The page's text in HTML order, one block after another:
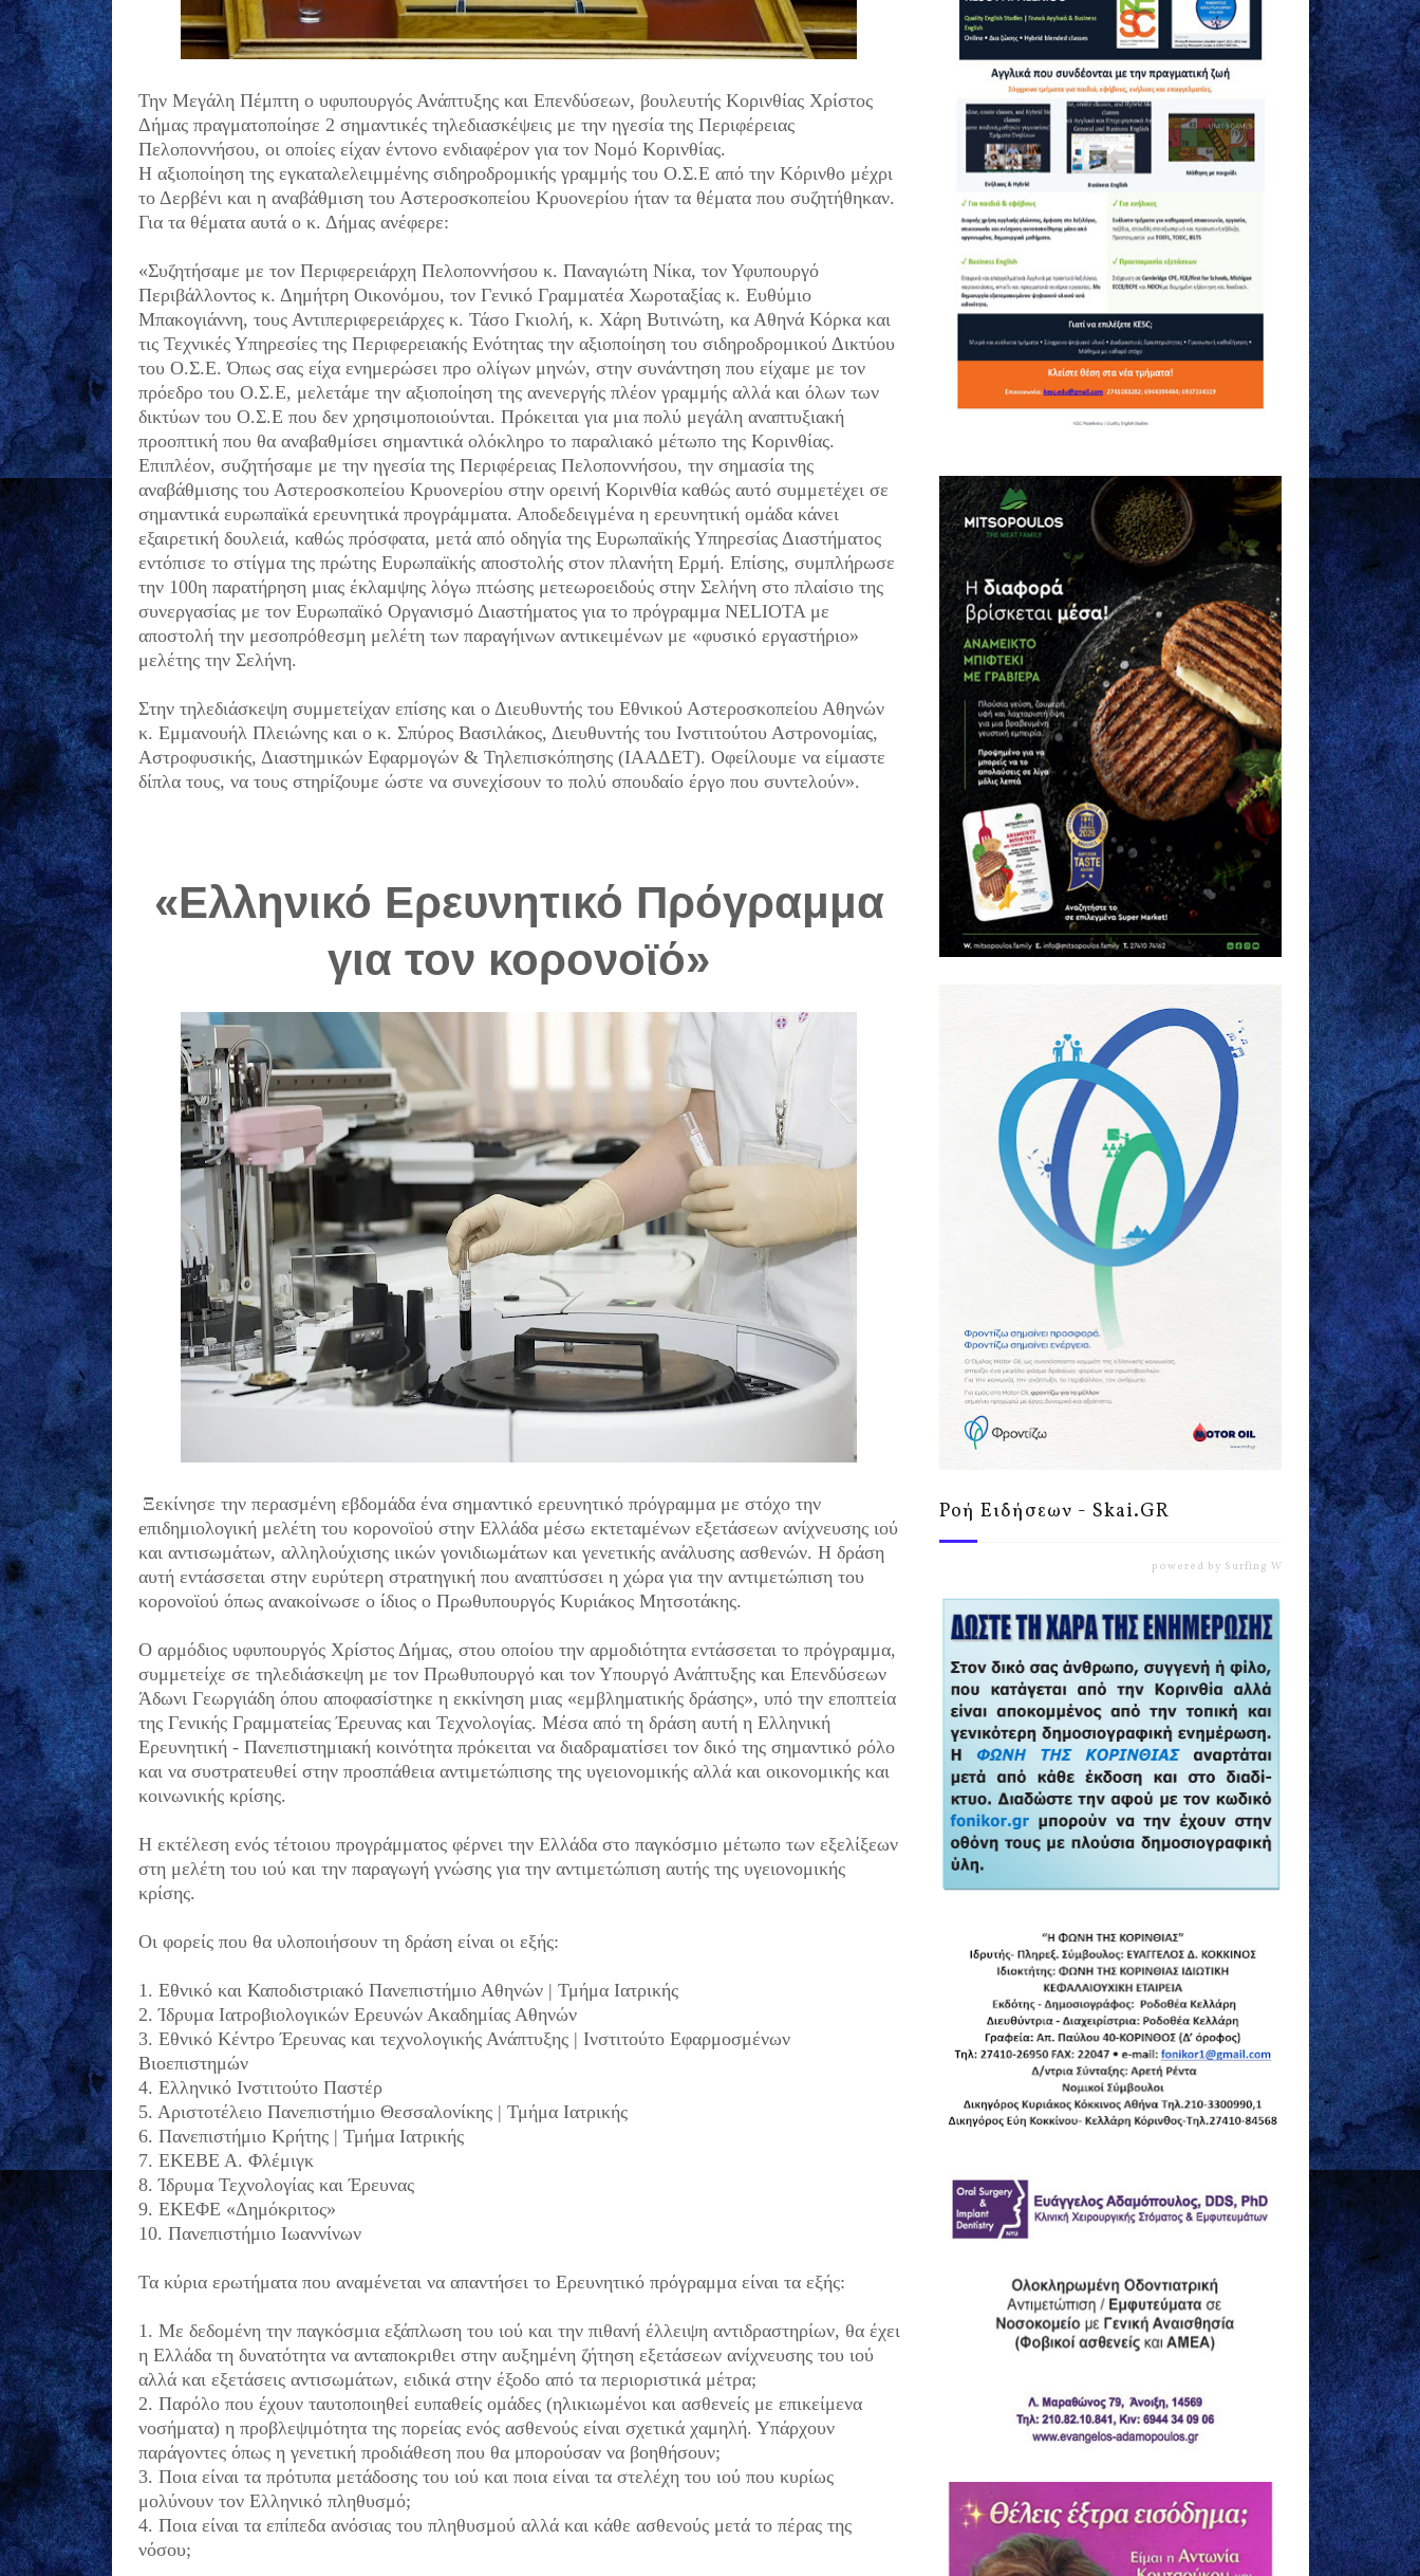
Την Μεγάλη Πέμπτη ο υφυπουργός Ανάπτυξης και Επενδύσεων, βουλευτής Κορινθίας Χρίστος
Δήμας πραγματοποίησε 2 σημαντικές τηλεδιασκέψεις με την ηγεσία της Περιφέρειας
Πελοποννήσου, οι οποίες είχαν έντονο ενδιαφέρον για τον Νομό Κορινθίας.
Η αξιοποίηση της εγκαταλελειμμένης σιδηροδρομικής γραμμής του Ο.Σ.Ε από την Κόρινθο μέχρι
το Δερβένι και η αναβάθμιση του Αστεροσκοπείου Κρυονερίου ήταν τα θέματα που συζητήθηκαν.
Για τα θέματα αυτά ο κ. Δήμας ανέφερε:
«Συζητήσαμε με τον Περιφερειάρχη Πελοποννήσου κ. Παναγιώτη Νίκα, τον Υφυπουργό
Περιβάλλοντος κ. Δημήτρη Οικονόμου, τον Γενικό Γραμματέα Χωροταξίας κ. Ευθύμιο
Μπακογιάννη, τους Αντιπεριφερειάρχες κ. Τάσο Γκιολή, κ. Χάρη Βυτινώτη, κα Αθηνά Κόρκα και
τις Τεχνικές Υπηρεσίες της Περιφερειακής Ενότητας την αξιοποίηση του σιδηροδρομικού Δικτύου
του Ο.Σ.Ε. Όπως σας είχα ενημερώσει προ ολίγων μηνών, στην συνάντηση που είχαμε με τον
πρόεδρο του Ο.Σ.Ε, μελετάμε την αξιοποίηση της ανενεργής πλέον γραμμής αλλά και όλων των
δικτύων του Ο.Σ.Ε που δεν χρησιμοποιούνται. Πρόκειται για μια πολύ μεγάλη αναπτυξιακή
προοπτική που θα αναβαθμίσει σημαντικά ολόκληρο το παραλιακό μέτωπο της Κορινθίας.
Επιπλέον, συζητήσαμε με την ηγεσία της Περιφέρειας Πελοποννήσου, την σημασία της
αναβάθμισης του Αστεροσκοπείου Κρυονερίου στην ορεινή Κορινθία καθώς αυτό συμμετέχει σε
σημαντικά ευρωπαϊκά ερευνητικά προγράμματα. Αποδεδειγμένα η ερευνητική ομάδα κάνει
εξαιρετική δουλειά, καθώς πρόσφατα, μετά από οδηγία της Ευρωπαϊκής Υπηρεσίας Διαστήματος
εντόπισε το στίγμα της πρώτης Ευρωπαϊκής αποστολής στον πλανήτη Ερμή. Επίσης, συμπλήρωσε
την 100η παρατήρηση μιας έκλαμψης λόγω πτώσης μετεωροειδούς στην Σελήνη στο πλαίσιο της
συνεργασίας με τον Ευρωπαϊκό Οργανισμό Διαστήματος για το πρόγραμμα NELIOTA με
αποστολή την μεσοπρόθεσμη μελέτη των παραγήινων αντικειμένων με «φυσικό εργαστήριο»
μελέτης την Σελήνη.
Στην τηλεδιάσκεψη συμμετείχαν επίσης και ο Διευθυντής του Εθνικού Αστεροσκοπείου Αθηνών
κ. Εμμανουήλ Πλειώνης και ο κ. Σπύρος Βασιλάκος, Διευθυντής του Ινστιτούτου Αστρονομίας,
Αστροφυσικής, Διαστημικών Εφαρμογών & Τηλεπισκόπησης (ΙΑΑΔΕΤ). Οφείλουμε να είμαστε
δίπλα τους, να τους στηρίζουμε ώστε να συνεχίσουν το πολύ σπουδαίο έργο που συντελούν».
«Ελληνικό Ερευνητικό Πρόγραμμα
για τον κορονοϊό»
Ξεκίνησε την περασμένη εβδομάδα ένα σημαντικό ερευνητικό πρόγραμμα με στόχο την
eπιδημιολογική μελέτη του κορονοϊού στην Ελλάδα μέσω εκτεταμένων εξετάσεων ανίχνευσης ιού
και αντισωμάτων, αλληλούχισης ιικών γονιδιωμάτων και γενετικής ανάλυσης ασθενών. Η δράση
αυτή εντάσσεται στην ευρύτερη στρατηγική που αναπτύσσει η χώρα για την αντιμετώπιση του
κορονοϊού όπως ανακοίνωσε ο ίδιος ο Πρωθυπουργός Κυριάκος Μητσοτάκης.
Ο αρμόδιος υφυπουργός Χρίστος Δήμας, στου οποίου την αρμοδιότητα εντάσσεται το πρόγραμμα,
συμμετείχε σε τηλεδιάσκεψη με τον Πρωθυπουργό και τον Υπουργό Ανάπτυξης και Επενδύσεων
Άδωνι Γεωργιάδη όπου αποφασίστηκε η εκκίνηση μιας «εμβληματικής δράσης», υπό την εποπτεία
της Γενικής Γραμματείας Έρευνας και Τεχνολογίας. Μέσα από τη δράση αυτή η Ελληνική
Ερευνητική - Πανεπιστημιακή κοινότητα πρόκειται να διαδραματίσει τον δικό της σημαντικό ρόλο
και να συστρατευθεί στην προσπάθεια αντιμετώπισης της υγειονομικής αλλά και οικονομικής και
κοινωνικής κρίσης.
Η εκτέλεση ενός τέτοιου προγράμματος φέρνει την Ελλάδα στο παγκόσμιο μέτωπο των εξελίξεων
στη μελέτη του ιού και την παραγωγή γνώσης για την αντιμετώπιση αυτής της υγειονομικής
κρίσης.
Οι φορείς που θα υλοποιήσουν τη δράση είναι οι εξής:
1. Eθνικό και Καποδιστριακό Πανεπιστήμιο Αθηνών | Τμήμα Ιατρικής
2. Ίδρυμα Ιατροβιολογικών Ερευνών Ακαδημίας Αθηνών
3. Εθνικό Κέντρο Έρευνας και τεχνολογικής Ανάπτυξης | Ινστιτούτο Εφαρμοσμένων
Βιοεπιστημών
4. Ελληνικό Ινστιτούτο Παστέρ
5. Αριστοτέλειο Πανεπιστήμιο Θεσσαλονίκης | Τμήμα Ιατρικής
6. Πανεπιστήμιο Κρήτης | Τμήμα Ιατρικής
7. ΕΚΕΒΕ Α. Φλέμιγκ
8. Ίδρυμα Τεχνολογίας και Έρευνας
9. ΕΚΕΦΕ «Δημόκριτος»
10. Πανεπιστήμιο Ιωαννίνων
Τα κύρια ερωτήματα που αναμένεται να απαντήσει το Ερευνητικό πρόγραμμα είναι τα εξής:
1. Με δεδομένη την παγκόσμια εξάπλωση του ιού και την πιθανή έλλειψη αντιδραστηρίων, θα έχει
η Ελλάδα τη δυνατότητα να ανταποκριθει στην αυξημένη ζήτηση εξετάσεων ανίχνευσης του ιού
αλλά και εξετάσεις αντισωμάτων, ειδικά στην έξοδο από τα περιοριστικά μέτρα;
2. Παρόλο που έχουν ταυτοποιηθεί ευπαθείς ομάδες (ηλικιωμένοι και ασθενείς με επικείμενα
νοσήματα) η προβλεψιμότητα της πορείας ενός ασθενούς είναι σχετικά χαμηλή. Υπάρχουν
παράγοντες όπως η γενετική προδιάθεση που θα μπορούσαν να βοηθήσουν;
3. Ποια είναι τα πρότυπα μετάδοσης του ιού και ποια είναι τα στελέχη του ιού που κυρίως
μολύνουν τον Ελληνικό πληθυσμό;
4. Ποια είναι τα επίπεδα ανόσιας του πληθυσμού αλλά και κάθε ασθενούς μετά το πέρας της
νόσου;
Ροή Ειδήσεων - Skai.GR
powered by Surfing Waves